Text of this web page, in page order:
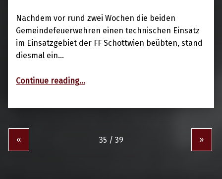
Nachdem vor rund zwei Wochen die beiden
Gemeindefeuerwehren einen technischen Einsatz
im Einsatzgebiet der FF Schottwien beübten, stand
diesmal ein…
Continue reading“26.04.2019: 2. Übung der Schottwiener Gemeindefeuerwehren”
…
« »